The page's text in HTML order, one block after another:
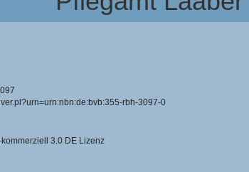
rbh-3097-0
3.0 DE Lizenz